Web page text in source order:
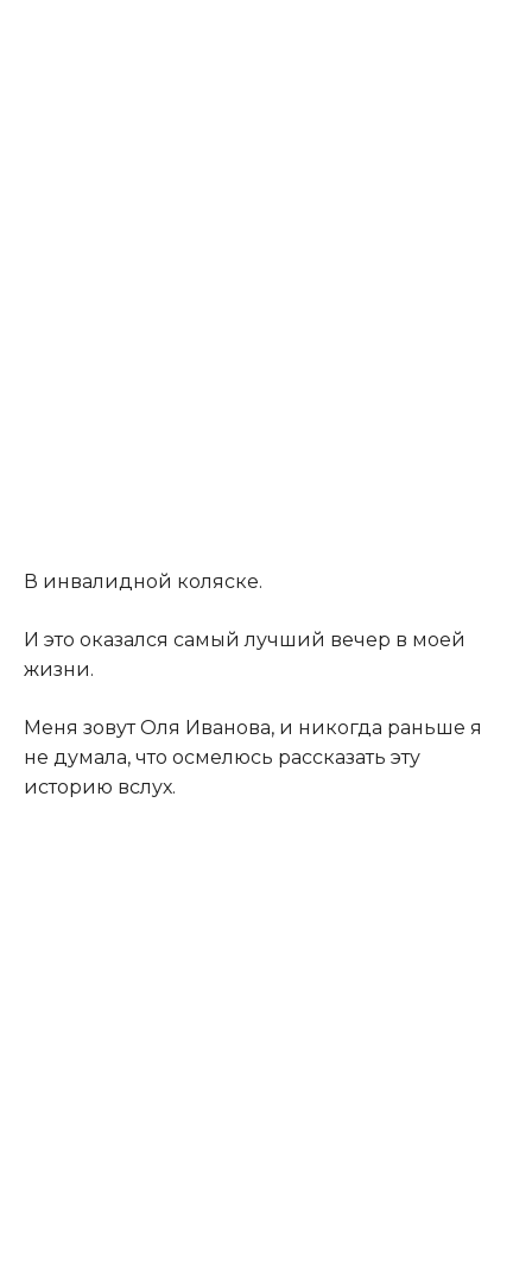
В инвалидной коляске.
И это оказался самый лучший вечер в моей
жизни.
Меня зовут Оля Иванова, и никогда раньше я
не думала, что осмелюсь рассказать эту
историю вслух.